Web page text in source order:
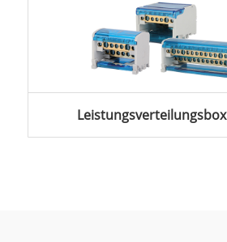
Leistungsverteilungsbox